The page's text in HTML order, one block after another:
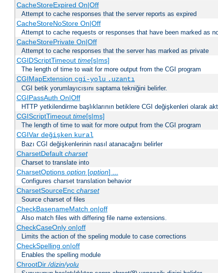
CacheStoreExpired On|Off
Attempt to cache responses that the server reports as expired
CacheStoreNoStore On|Off
Attempt to cache requests or responses that have been marked as
CacheStorePrivate On|Off
Attempt to cache responses that the server has marked as private
CGIDScriptTimeout time[s|ms]
The length of time to wait for more output from the CGI program
CGIMapExtension cgi-yolu .uzantı
CGI betik yorumlayıcısını saptama tekniğini belirler.
CGIPassAuth On|Off
HTTP yetkilendirme başlıklarının betiklere CGI değişkenleri olarak
CGIScriptTimeout time[s|ms]
The length of time to wait for more output from the CGI program
CGIVar değişken kural
Bazı CGI değişkenlerinin nasıl atanacağını belirler
CharsetDefault charset
Charset to translate into
CharsetOptions option[option] ...
Configures charset translation behavior
CharsetSourceEnc charset
Source charset of files
CheckBasenameMatch on|off
Also match files with differing file name extensions.
CheckCaseOnly on|off
Limits the action of the speling module to case corrections
CheckSpelling on|off
Enables the spelling module
ChrootDir/dizin/yolu